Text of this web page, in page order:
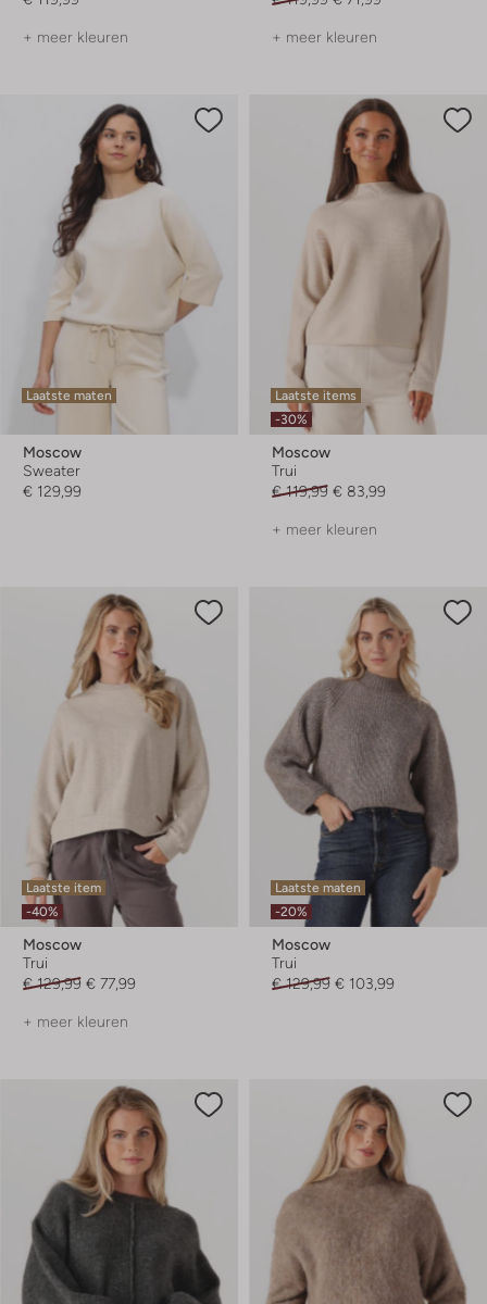
+ meer kleuren + meer kleuren
Laatste maten
Moscow
Sweater
€ 129,99
Laatste items
-30%
Moscow
Trui
€ 119,99 € 83,99
+ meer kleuren
Laatste item
-40%
Moscow
Trui
€ 129,99 € 77,99
+ meer kleuren
Laatste maten
-20%
Moscow
Trui
€ 129,99 € 103,99